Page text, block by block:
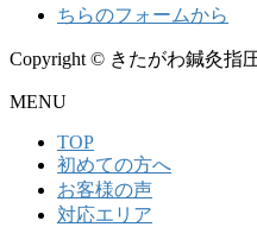
Copyright © きたがわ鍼灸指
MENU
TOP
初めての方へ
お客様の声
対応エリア